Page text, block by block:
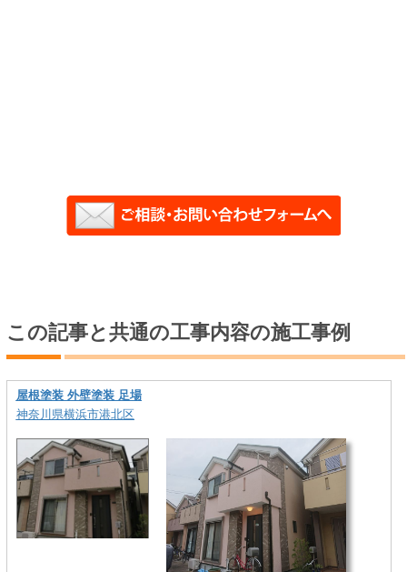
この記事と共通の工事内容の施工事例
屋根塗装 外壁塗装 足場
神奈川県横浜市港北区